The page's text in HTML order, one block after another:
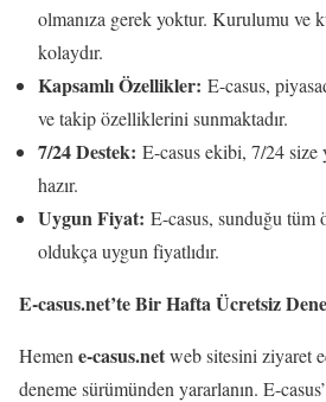
olmanıza gerek yoktur. Kurulumu ve
kolaydır.
Kapsamlı Özellikler: E-casus,
ve takip özelliklerini sunmaktadır.
7/24 Destek: E-casus ekibi, 7/24 size
hazır.
Uygun Fiyat: E-casus, sunduğu tüm
oldukça uygun fiyatlıdır.
E-casus.net’te Bir Hafta Ücretsiz
Hemen e-casus.netweb sitesini ziyaret
deneme sürümünden yararlanın. E-